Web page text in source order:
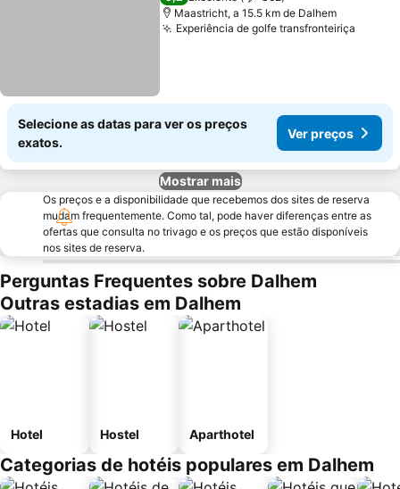
Maastricht, a 15.5 km de Dalhem
Experiência de golfe transfronteiriça
Selecione as datas para ver os preços
exatos.
Ver preços
Mostrar mais
Os preços e a disponibilidade que recebemos dos sites de reserva
mudam frequentemente. Como tal, pode haver diferenças entre as
ofertas que consulta no trivago e os preços que estão disponíveis
nos sites de reserva.
Perguntas Frequentes sobre Dalhem
Outras estadias em Dalhem
Hotel Hostel Aparthotel
Categorias de hotéis populares em Dalhem